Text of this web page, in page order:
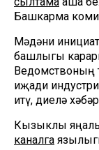
Башкарма
Мәдәни
башлыгы
Ведомствоның
иҗади
итү, диелә
Кызыклы
каналга